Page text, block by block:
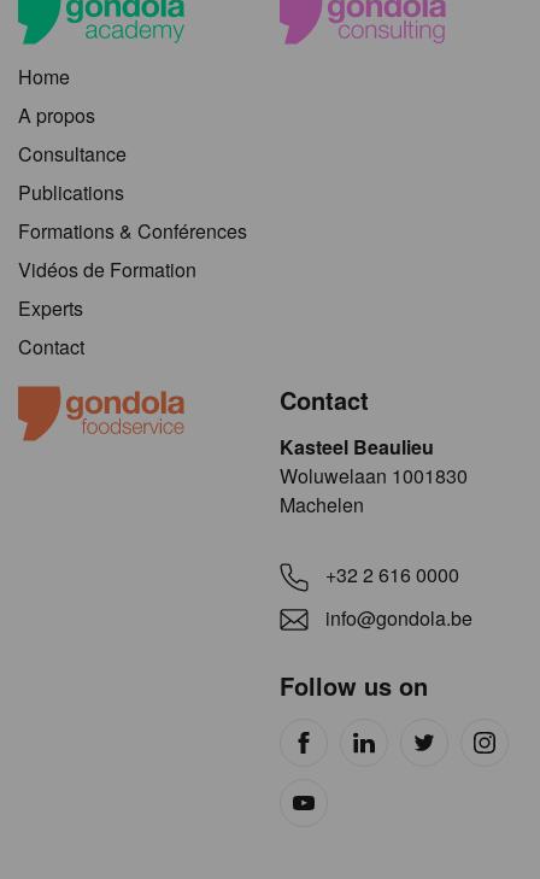
Home
A propos
Consultance
Publications
Formations & Conférences
Vidéos de Formation
Experts
Contact
Contact
Kasteel Beaulieu
​​​Woluwelaan 1001830
Machelen
+32 2 616 0000
info@gondola.be
Follow us on